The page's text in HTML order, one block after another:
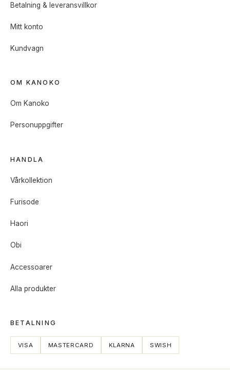
Betalning & leveransvillkor
Mitt konto
Kundvagn
OM KANOKO
Om Kanoko
Personuppgifter
HANDLA
Vårkollektion
Furisode
Haori
Obi
Accessoarer
Alla produkter
BETALNING
VISA MASTERCARD KLARNA SWISH